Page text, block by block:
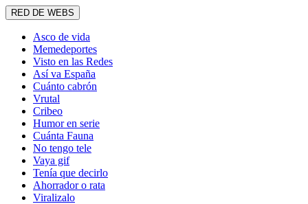
RED DE WEBS
Asco de vida
Memedeportes
Visto en las Redes
Así va España
Cuánto cabrón
Vrutal
Cribeo
Humor en serie
Cuánta Fauna
No tengo tele
Vaya gif
Tenía que decirlo
Ahorrador o rata
Viralizalo